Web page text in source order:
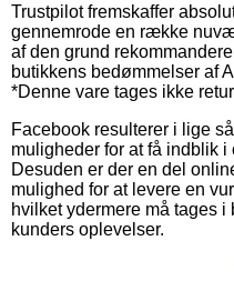
Trustpilot fremskaffer
gennemrode en række
af den grund
butikkens bedømmelser af
*Denne vare tages ikke
Facebook resulterer i lige
muligheder for at få indblik
Desuden er der en del
mulighed for at levere en
hvilket ydermere må tages
kunders oplevelser.